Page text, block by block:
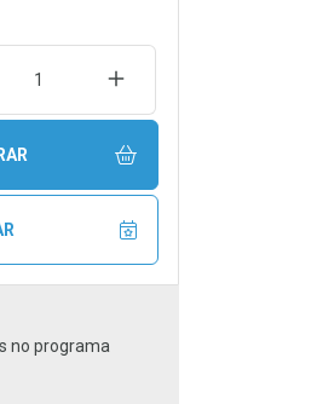
UMA UNIDADEAUMENTAR UMA
no programa